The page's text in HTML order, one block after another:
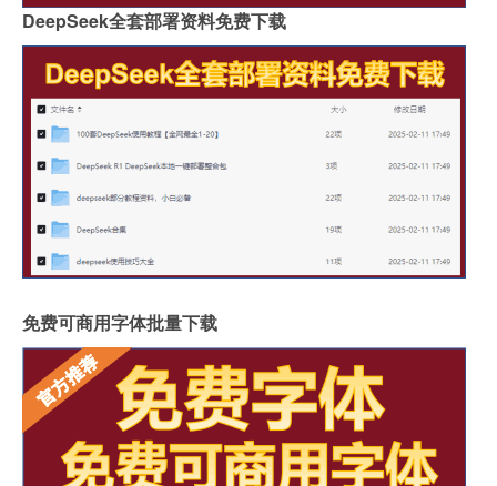
DeepSeek全套部署资料免费下载
免费可商用字体批量下载